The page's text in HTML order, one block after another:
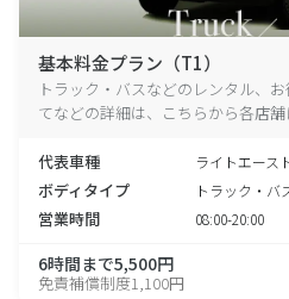
基本料金プラン（T1）
トラック・バスなどのレンタル、
てなどの詳細は、こちらから各店舗
代表車種 ライトエース
ボディタイプ トラック・バ
営業時間 08:00-20:00
6時間まで5,500円
免責補償制度1,100円